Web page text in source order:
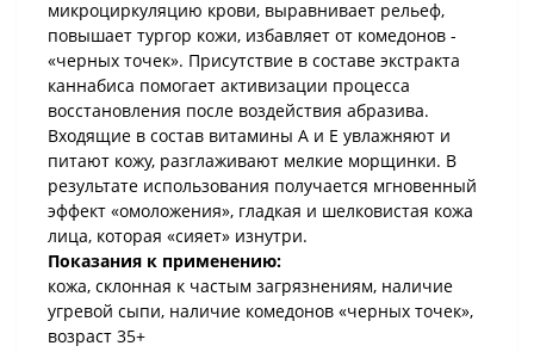
микроциркуляцию крови, выравнивает рельеф,
повышает тургор кожи, избавляет от комедонов -
«черных точек». Присутствие в составе экстракта
каннабиса помогает активизации процесса
восстановления после воздействия абразива.
Входящие в состав витамины А и Е увлажняют и
питают кожу, разглаживают мелкие морщинки. В
результате использования получается мгновенный
эффект «омоложения», гладкая и шелковистая кожа
лица, которая «сияет» изнутри.
Показания к применению:
кожа, склонная к частым загрязнениям, наличие
угревой сыпи, наличие комедонов «черных точек»,
возраст 35+